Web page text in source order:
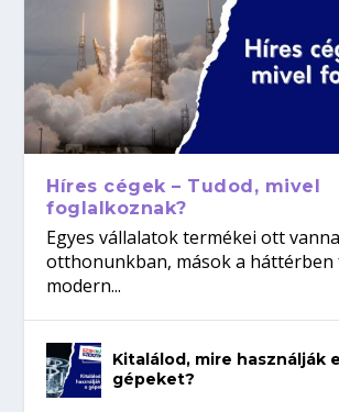
Híres cégek – Tudod, mivel
foglalkoznak?
Egyes vállalatok termékei ott
otthonunkban, mások a háttérben
modern...
Kitalálod, mire használják
gépeket?